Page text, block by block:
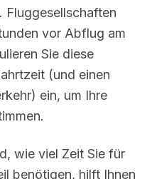
Fluggesellschaften
vor Abflug am
Sie diese
(und einen
ein, um Ihre
wie viel Zeit Sie für
benötigen, hilft Ihnen